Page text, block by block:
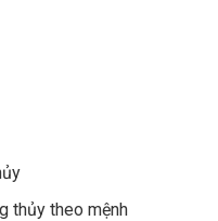
thủy theo mệnh